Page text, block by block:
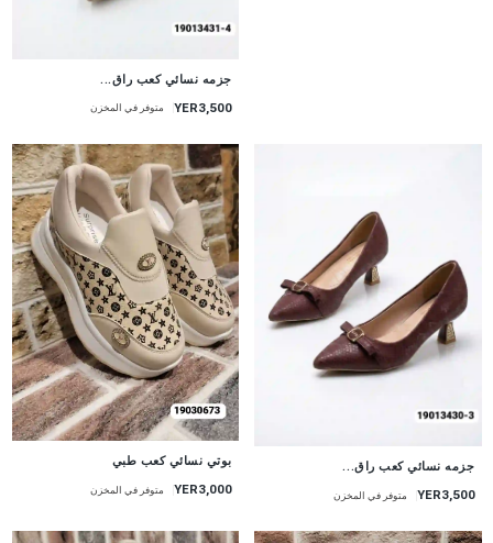
جزمه نسائي كعب راق...
YER3,500 متوفر في المخزن
جزمه نسائي كعب راق...
YER3,500 متوفر في المخزن
بوتي نسائي كعب طبي
YER3,000 متوفر في المخزن